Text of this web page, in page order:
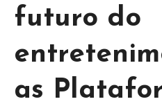
futuro do
as